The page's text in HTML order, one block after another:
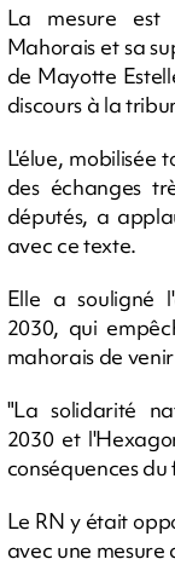
La mesure est
Mahorais et sa
de Mayotte
discours à la
L'élue, mobilisée
des échanges
députés, a
avec ce texte.
Elle a souligné
2030, qui
mahorais de
"La solidarité
2030 et
conséquences
Le RN y était
avec une